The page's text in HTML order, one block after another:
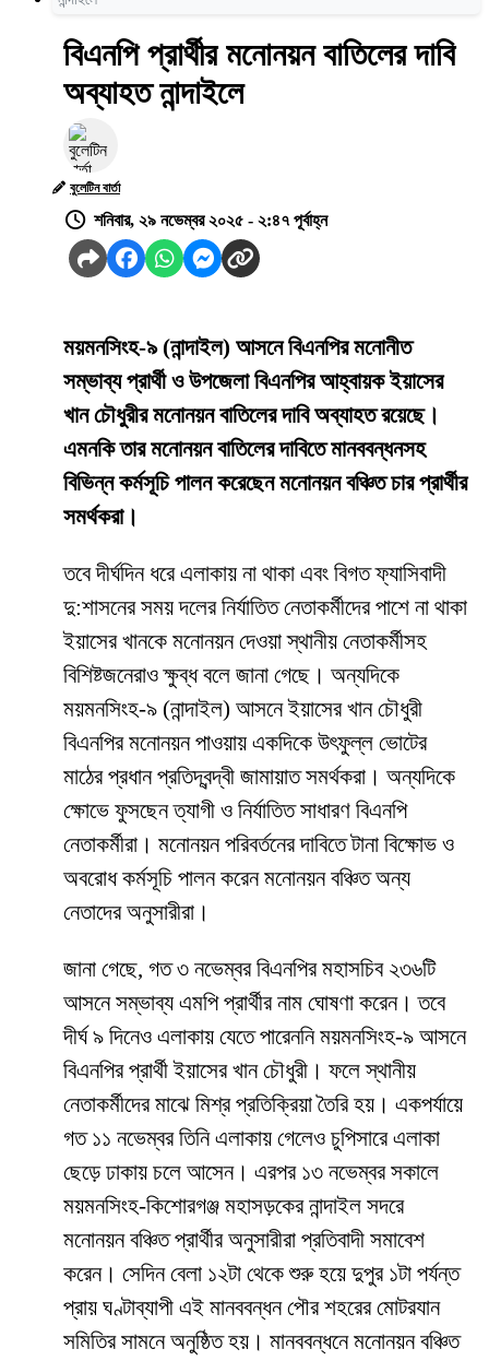
বিএনপি প্রার্থীর মনোনয়ন বাতিলের দাবি
অব্যাহত নান্দাইলে
বুলেটিন বার্তা
শনিবার, ২৯ নভেম্বর ২০২৫ - ২:৪৭ পূর্বাহ্ন
ময়মনসিংহ-৯ (নান্দাইল) আসনে বিএনপির মনোনীত
সম্ভাব্য প্রার্থী ও উপজেলা বিএনপির আহ্বায়ক ইয়াসের
খান চৌধুরীর মনোনয়ন বাতিলের দাবি অব্যাহত রয়েছে।
এমনকি তার মনোনয়ন বাতিলের দাবিতে মানববন্ধনসহ
বিভিন্ন কর্মসূচি পালন করেছেন মনোনয়ন বঞ্চিত চার প্রার্থীর
সমর্থকরা।
তবে দীর্ঘদিন ধরে এলাকায় না থাকা এবং বিগত ফ্যাসিবাদী
দু:শাসনের সময় দলের নির্যাতিত নেতাকর্মীদের পাশে না থাকা
ইয়াসের খানকে মনোনয়ন দেওয়া স্থানীয় নেতাকর্মীসহ
বিশিষ্টজনেরাও ক্ষুব্ধ বলে জানা গেছে। অন্যদিকে
ময়মনসিংহ-৯ (নান্দাইল) আসনে ইয়াসের খান চৌধুরী
বিএনপির মনোনয়ন পাওয়ায় একদিকে উৎফুল্ল ভোটের
মাঠের প্রধান প্রতিদ্বন্দ্বী জামায়াত সমর্থকরা। অন্যদিকে
ক্ষোভে ফুসছেন ত্যাগী ও নির্যাতিত সাধারণ বিএনপি
নেতাকর্মীরা। মনোনয়ন পরিবর্তনের দাবিতে টানা বিক্ষোভ ও
অবরোধ কর্মসূচি পালন করেন মনোনয়ন বঞ্চিত অন্য
নেতাদের অনুসারীরা।
জানা গেছে, গত ৩ নভেম্বর বিএনপির মহাসচিব ২৩৬টি
আসনে সম্ভাব্য এমপি প্রার্থীর নাম ঘোষণা করেন। তবে
দীর্ঘ ৯ দিনেও এলাকায় যেতে পারেননি ময়মনসিংহ-৯ আসনে
বিএনপির প্রার্থী ইয়াসের খান চৌধুরী। ফলে স্থানীয়
নেতাকর্মীদের মাঝে মিশ্র প্রতিক্রিয়া তৈরি হয়। একপর্যায়ে
গত ১১ নভেম্বর তিনি এলাকায় গেলেও চুপিসারে এলাকা
ছেড়ে ঢাকায় চলে আসেন। এরপর ১৩ নভেম্বর সকালে
ময়মনসিংহ-কিশোরগঞ্জ মহাসড়কের নান্দাইল সদরে
মনোনয়ন বঞ্চিত প্রার্থীর অনুসারীরা প্রতিবাদী সমাবেশ
করেন। সেদিন বেলা ১২টা থেকে শুরু হয়ে দুপুর ১টা পর্যন্ত
প্রায় ঘণ্টাব্যাপী এই মানববন্ধন পৌর শহরের মোটরযান
সমিতির সামনে অনুষ্ঠিত হয়। মানববন্ধনে মনোনয়ন বঞ্চিত